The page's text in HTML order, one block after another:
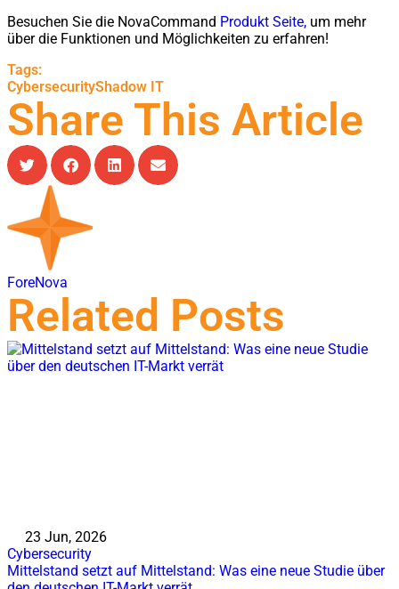
Besuchen Sie die NovaCommand Produkt Seite, um mehr
über die Funktionen und Möglichkeiten zu erfahren!
Tags:
CybersecurityShadow IT
Share This Article
ForeNova
Related Posts
23 Jun, 2026
Cybersecurity
Mittelstand setzt auf Mittelstand: Was eine neue Studie über